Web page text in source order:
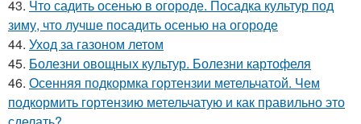
43. Что садить осенью в огороде. Посадка культур под
зиму, что лучше посадить осенью на огороде
44. Уход за газоном летом
45. Болезни овощных культур. Болезни картофеля
46. Осенняя подкормка гортензии метельчатой. Чем
подкормить гортензию метельчатую и как правильно это